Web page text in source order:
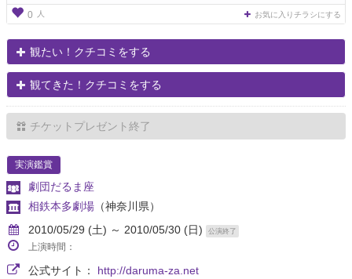
0 人 お気に入りチラシにする
観たい！クチコミをする
観てきた！クチコミをする
チケットプレゼント終了
実演鑑賞
劇団だるま座
相鉄本多劇場 （神奈川県）
2010/05/29 (土) ～ 2010/05/30 (日)
公演終了
上演時間：
公式サイト： http://daruma-za.net